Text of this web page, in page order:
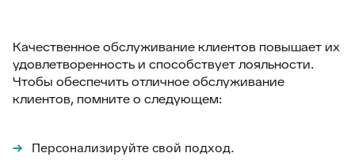
Качественное обслуживание клиентов повышает их
удовлетворенность и способствует лояльности.
Чтобы обеспечить отличное обслуживание
клиентов, помните о следующем:
Персонализируйте свой подход.